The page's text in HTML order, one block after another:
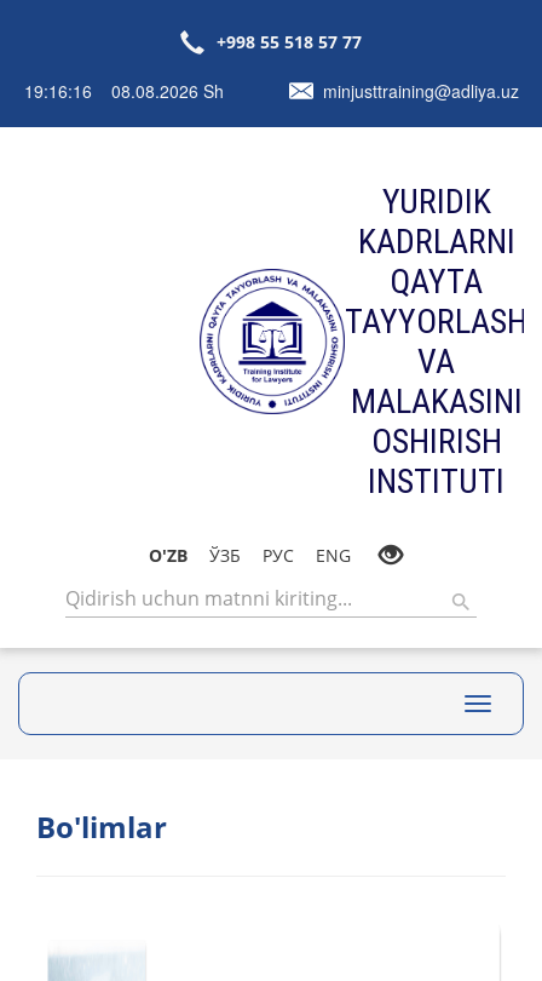
+998 55 518 57 77
19:16:16 08.08.2026 Sh minjusttraining@adliya.uz
YURIDIK
KADRLARNI
QAYTA
TAYYORLASH
VA
MALAKASINI
OSHIRISH
INSTITUTI
O'ZB ЎЗБ РУС ENG
Toggle
Bo'limlar